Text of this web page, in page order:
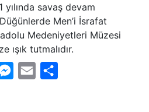
savaş devam
Men’i İsrafat
Medeniyetleri Müzesi
ışık tutmalıdır.
Messenger
Email